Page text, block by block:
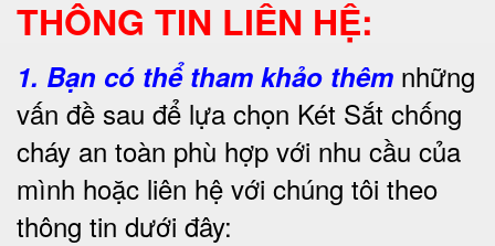
THÔNG TIN LIÊN HỆ:
1. Bạn có thể tham khảo thêm những
vấn đề sau để lựa chọn Két Sắt chống
cháy an toàn phù hợp với nhu cầu của
mình hoặc liên hệ với chúng tôi theo
thông tin dưới đây: